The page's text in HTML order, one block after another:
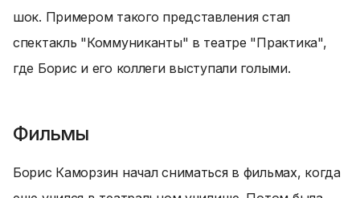
шок. Примером такого представления стал
спектакль "Коммуниканты" в театре "Практика",
где Борис и его коллеги выступали голыми.
Фильмы
Борис Каморзин начал сниматься в фильмах, когда